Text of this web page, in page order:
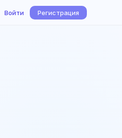
Войти Регистрация